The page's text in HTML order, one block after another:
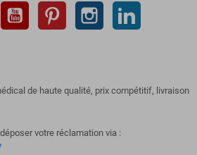
YouTube Pinterest Instagram
de haute qualité, prix compétitif, livraison
votre réclamation via :